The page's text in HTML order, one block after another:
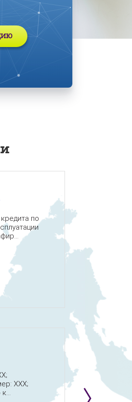
по
XXX;